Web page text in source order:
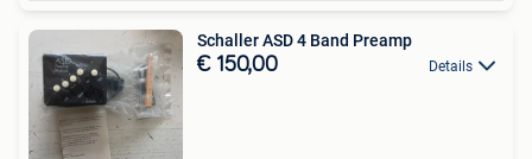
Schaller ASD 4 Band Preamp
€ 150,00 Details